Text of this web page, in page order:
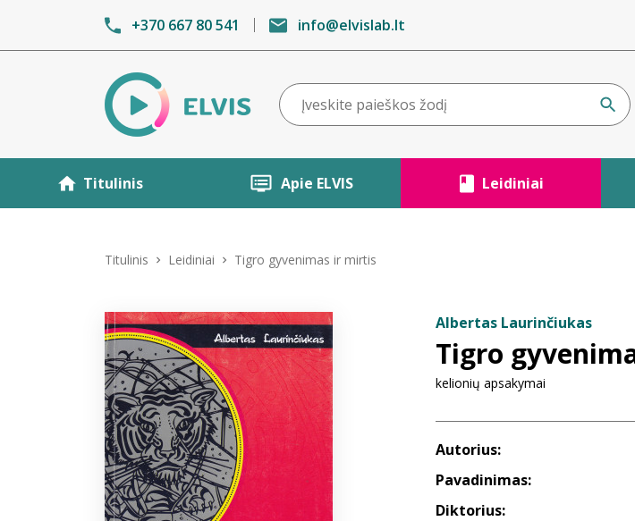
+370 667 80 541 info@elvislab.lt
Titulinis Apie ELVIS Leidiniai
Titulinis Leidiniai Tigro gyvenimas ir mirtis
Albertas Laurinčiukas
Tigro
kelionių apsakymai
Autorius:
Pavadinimas:
Diktorius: